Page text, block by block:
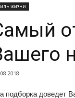
жизни
подборка доведет